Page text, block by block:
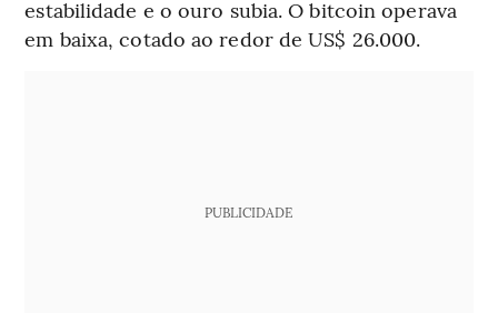
estabilidade e o ouro subia. O bitcoin operava
em baixa, cotado ao redor de US$ 26.000.
PUBLICIDADE